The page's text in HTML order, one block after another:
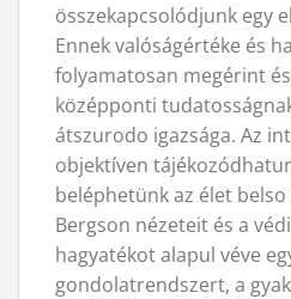
összekapcsolódjunk egy
Ennek valóságértéke és
folyamatosan megérint
középponti
átszurodo igazsága. Az
objektíven
beléphetünk az élet belso
Bergson nézeteit és a
hagyatékot alapul véve
gondolatrendszert, a